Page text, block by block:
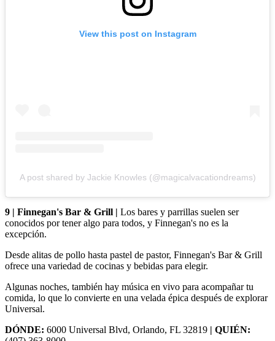
View this post on Instagram
A post shared by Jackie Knowles (@magicalvacationdreams)
9 | Finnegan's Bar & Grill | Los bares y parrillas suelen ser
conocidos por tener algo para todos, y Finnegan's no es la
excepción.
Desde alitas de pollo hasta pastel de pastor, Finnegan's Bar & Grill
ofrece una variedad de cocinas y bebidas para elegir.
Algunas noches, también hay música en vivo para acompañar tu
comida, lo que lo convierte en una velada épica después de explorar
Universal.
DÓNDE: 6000 Universal Blvd, Orlando, FL 32819 | QUIÉN: